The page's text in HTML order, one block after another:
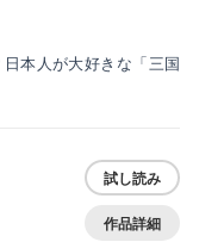
本人が大好きな「三国
試し読み
作品詳細